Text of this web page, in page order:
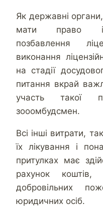
Як державні
мати право
позбавлення
виконання
на стадії
питання вкрай
участь такої
зооомбудсмен.
Всі інші витрати,
їх лікування і
притулках має
рахунок коштів,
добровільних
юридичних осіб.